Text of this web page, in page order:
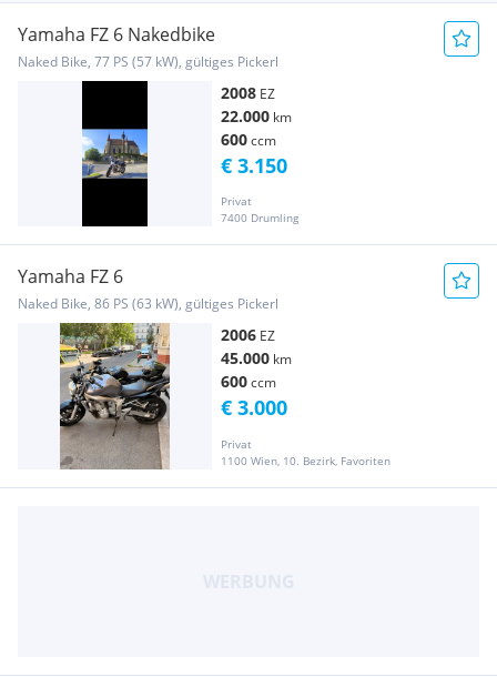
Yamaha FZ 6 Nakedbike
Naked Bike, 77 PS (57 kW), gültiges Pickerl
2008 EZ
22.000 km
600ccm
Privat
7400 Drumling
€ 3.150
Yamaha FZ 6
Naked Bike, 86 PS (63 kW), gültiges Pickerl
2006 EZ
45.000 km
600ccm
Privat
1100 Wien, 10. Bezirk, Favoriten
€ 3.000